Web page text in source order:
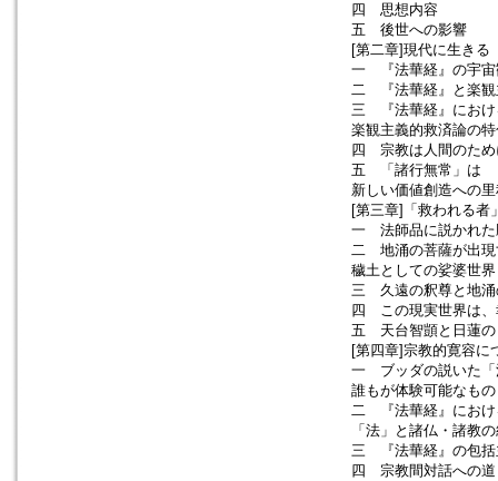
四 思想内容
五 後世への影響
[第二章]現代に生きる
一 『法華経』の宇宙
二 『法華経』と楽観
三 『法華経』におけ
楽観主義的救済論の
四 宗教は人間のため
五 「諸行無常」は
新しい価値創造への
[第三章]「救われる
一 法師品に説かれた
二 地涌の菩薩が出現
穢土としての娑婆世界
三 久遠の釈尊と地涌
四 この現実世界は、
五 天台智顗と日蓮の
[第四章]宗教的寛容に
一 ブッダの説いた「
誰もが体験可能なもの
二 『法華経』におけ
「法」と諸仏・諸教
三 『法華経』の包括
四 宗教間対話への道